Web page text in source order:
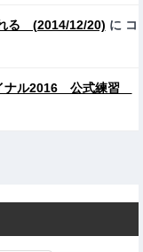
る (2014/12/20) に コ
ナル2016 公式練習